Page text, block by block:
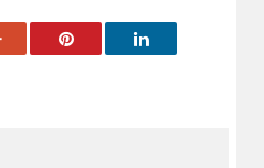
Google+ Pinterest LinkedIn